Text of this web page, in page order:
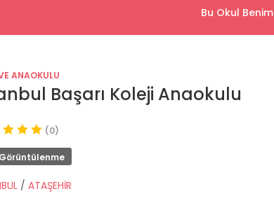
Bu Okul Benim
ANAOKULU
Başarı Koleji Anaokulu
(0)
/ ATAŞEHİR